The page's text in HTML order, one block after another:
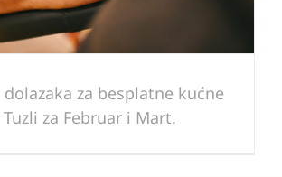
dolazaka za besplatne kućne
za Februar i Mart.